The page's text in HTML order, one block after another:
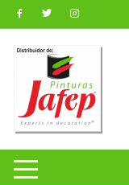
Saltar
al
contenido